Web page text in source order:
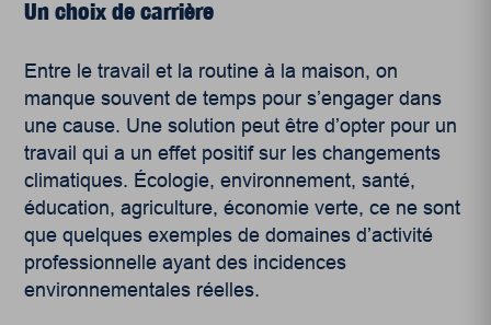
Un choix de carrière
Entre le travail et la routine à la maison, on
manque souvent de temps pour s’engager dans
une cause. Une solution peut être d’opter pour un
travail qui a un effet positif sur les changements
climatiques. Écologie, environnement, santé,
éducation, agriculture, économie verte, ce ne sont
que quelques exemples de domaines d’activité
professionnelle ayant des incidences
environnementales réelles.